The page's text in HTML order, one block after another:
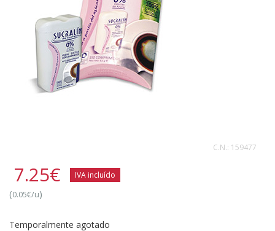
C.N.: 159477
7.25€ IVA incluído
(0.05€/u)
Temporalmente agotado